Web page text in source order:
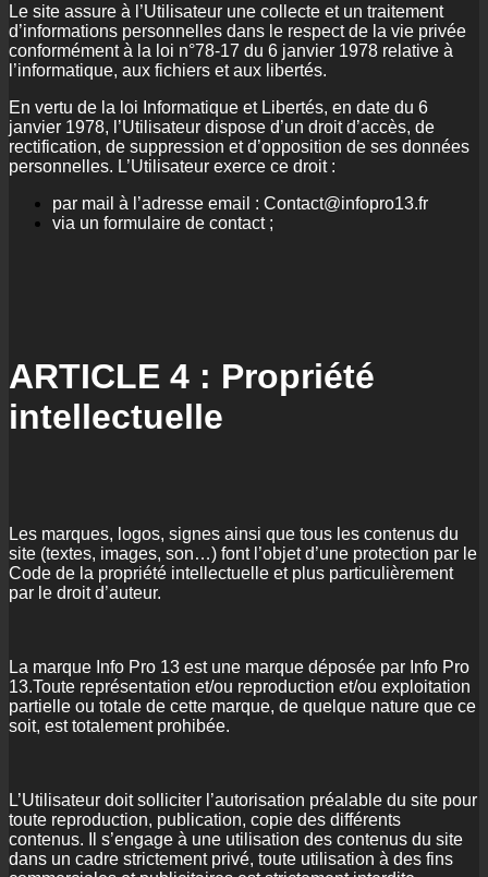
Le site assure à l’Utilisateur une collecte et un traitement
d’informations personnelles dans le respect de la vie privée
conformément à la loi n°78-17 du 6 janvier 1978 relative à
l’informatique, aux fichiers et aux libertés.
En vertu de la loi Informatique et Libertés, en date du 6
janvier 1978, l’Utilisateur dispose d’un droit d’accès, de
rectification, de suppression et d’opposition de ses données
personnelles. L’Utilisateur exerce ce droit :
par mail à l’adresse email : Contact@infopro13.fr
via un formulaire de contact ;
ARTICLE 4 : Propriété
intellectuelle
Les marques, logos, signes ainsi que tous les contenus du
site (textes, images, son…) font l’objet d’une protection par le
Code de la propriété intellectuelle et plus particulièrement
par le droit d’auteur.
La marque Info Pro 13 est une marque déposée par Info Pro
13.Toute représentation et/ou reproduction et/ou exploitation
partielle ou totale de cette marque, de quelque nature que ce
soit, est totalement prohibée.
L’Utilisateur doit solliciter l’autorisation préalable du site pour
toute reproduction, publication, copie des différents
contenus. Il s’engage à une utilisation des contenus du site
dans un cadre strictement privé, toute utilisation à des fins